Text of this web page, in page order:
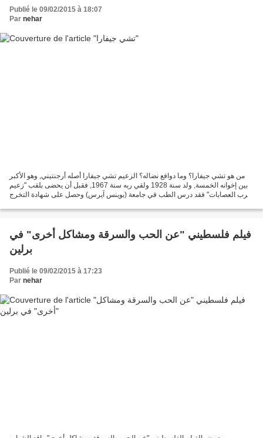
Publié le 09/02/2015 à 18:07
Par nehar
من هو تشي جيفارا؟ وما دوافع نضاله؟ الزعيم تشي جيفارا أصله أرجنتيني, وهو الأكبر
بين إخوانه الخمسة, ولد سنة 1928 ولقي ربه سنة 1967, فقبل أن يحضى بلقب "زعيم
حرب العصابات" فقد درس الطب في جامعة (بوينس آيرس) وحصل على شهادة التخرج
فيلم فلسطيني "عن الحب والسرقة ومشاكل أخرى" في
برلين
Publié le 09/02/2015 à 17:23
Par nehar